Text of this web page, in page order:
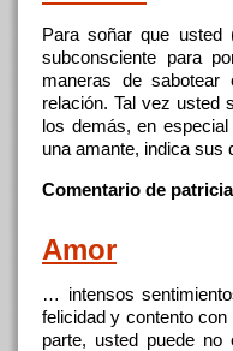
Parasoñar que usted
subconsciente para
maneras de sabotear
relación. Tal vez usted
los demás, en
una amante, indica
Comentario de
Amor
… intensos
felicidad y contentocon
parte, usted puede no